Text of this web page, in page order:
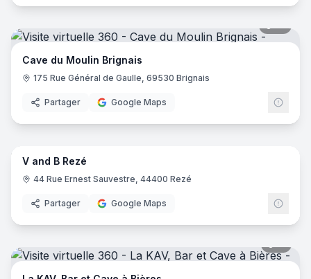
Cave du Moulin Brignais
175 Rue Général de Gaulle, 69530 Brignais
Partager Google Maps
11
V and B Rezé
44 Rue Ernest Sauvestre, 44400 Rezé
Partager Google Maps